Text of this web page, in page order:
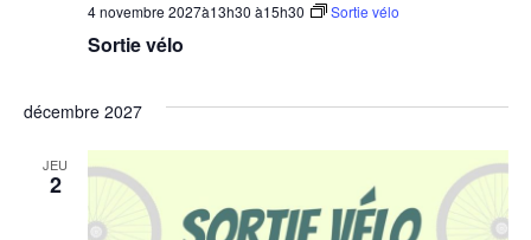
Sortie vélo
4 novembre 2027à13h30 à15h30 Sortie vélo
décembre 2027
JEU
2